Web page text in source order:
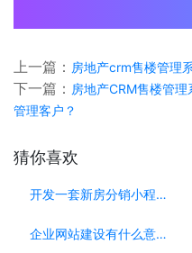
上一篇： 房地产crm售楼管理
下一篇： 房地产CRM售楼管
管理客户？
猜你喜欢
开发一套新房分销小程序系统要多少钱？
企业网站建设有什么意义？为什么要做企业网站？